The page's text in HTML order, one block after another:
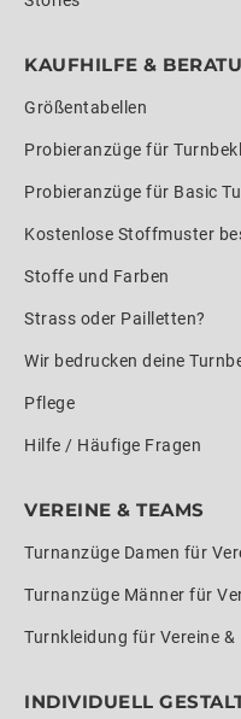
KAUFHILFE &
Größentabellen
Probieranzüge für
Probieranzüge für Basic
Kostenlose Stoffmuster
Stoffe und Farben
Strass oder Pailletten?
Wir bedrucken deine
Pflege
Hilfe / Häufige Fragen
VEREINE & TEAMS
Turnanzüge Damen für
Turnanzüge Männer für
Turnkleidung für Vereine &
INDIVIDUELL